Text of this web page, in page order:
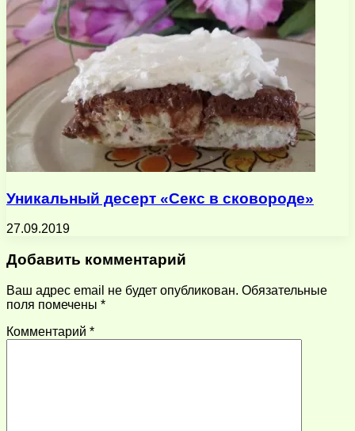
Уникальный десерт «Секс в сковороде»
27.09.2019
Добавить комментарий
Ваш адрес email не будет опубликован. Обязательные
поля помечены *
Комментарий *